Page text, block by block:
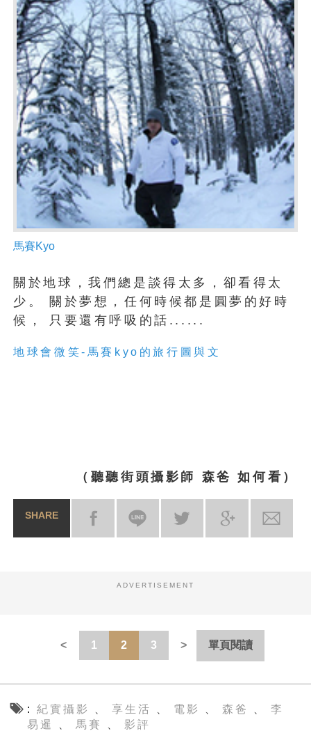
馬賽Kyo
關於地球，我們總是談得太多，卻看得太
少。 關於夢想，任何時候都是圓夢的好時
候， 只要還有呼吸的話......
地球會微笑-馬賽kyo的旅行圖與文
（聽聽街頭攝影師 森爸 如何看）
SHARE
ADVERTISEMENT
1 2 3 單頁閱讀
紀實攝影 享生活 電影 森爸
李
易暹
馬賽 影評